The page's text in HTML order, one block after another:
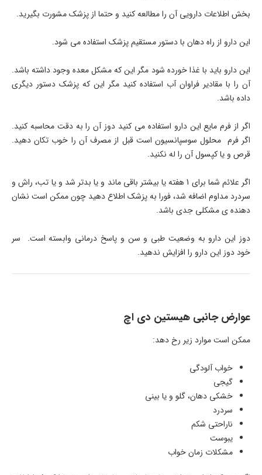
بخش اطلاعات دارویی آن را مطالعه کنید و حتما از پزشک مشورت بگیرید.
این دارو از راه دهان با دستور مستقیم پزشک استفاده می شود.
این دارو باید با غذا خورده شود مگر این که مشکل معده وجود داشته باشد.
آن را با مقادیر فراوان آب استفاده کنید مگر این که پزشک دستور دیگری
داده باشد.
اگر از فرم مایع این دارو استفاده می کنید دوز آن را به دقت محاسبه کنید.
اگر فرم محلول سوسپانسیون است قبل از مصرف آن را خوب تکان دهید.
قرص و یا کپسول آن را له نکنید.
اگر علائم شما برای 1 هفته یا بیشتر باقی ماند و یا بدتر شد و یا تب، راش و
سردرد مداوم اضافه شد، فورا به پزشک اطلاع دهید چون ممکن است نشان
دهنده ی مشکلی جدی باشد.
دوز این دارو به وضعیت طبی و سن و پاسخ درمانی وابسته است. سر
خود دوز این دارو را افزایش ندهید.
عوارض جانبی هیستین دی اچ
ممکن است موارد زیر رخ دهد:
خواب آلودگی
گیجی
خشکی دهان، گلو و یا بینی
سردرد
ناراحتی شکم
یبوست
مشکلات زمان خواب